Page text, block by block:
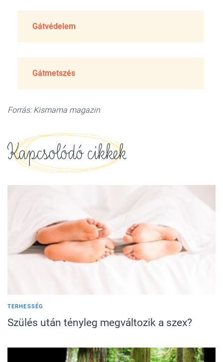
Gátvédelem
Gátmetszés
Forrás: Kismama magazin
Kapcsolódó cikkek
TERHESSÉG
Szülés után tényleg megváltozik a szex?